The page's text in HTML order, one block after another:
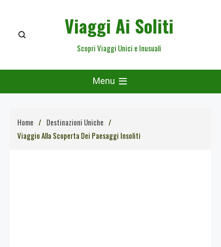
content
Viaggi Ai Soliti
Scopri Viaggi Unici e Inusuali
Menu
Home
Destinazioni Uniche
Viaggio Alla Scoperta Dei Paesaggi Insoliti